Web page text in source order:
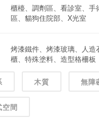
櫃檯、調劑區、看診室、手
區、貓狗住院部、X光室
烤漆鐵件、烤漆玻璃、人造
櫃、特殊塗料、造型格柵板
木質 無障
空間